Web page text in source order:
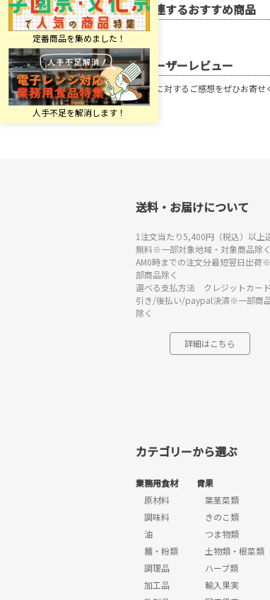
関連するおすすめ商品
ユーザーレビュー
この商品に対するご感想をぜひお寄せ
送料・お届けについて
1注文当たり5,400円（税込）以上
無料※一部対象地域・対象商品除く
AM0時までの注文分最短翌日出荷
部商品除く
選べる支払方法 クレジットカー
引き/後払い/paypal決済※一部商
除く
詳細はこちら
カテゴリーから選ぶ
業務用食材
原材料
調味料
油
麺・粉類
調理品
加工品
青果
葉茎菜類
きのこ類
つま物類
土物類・根菜類
ハーブ類
輸入果実